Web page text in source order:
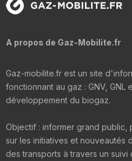
A propos de Gaz-Mobilite.fr
Gaz-mobilite.fr est un site
fonctionnant au gaz : GNV, GNL
développement du biogaz.
Objectif : informer grand public,
sur les initiatives et nouveautés
des transports à travers un